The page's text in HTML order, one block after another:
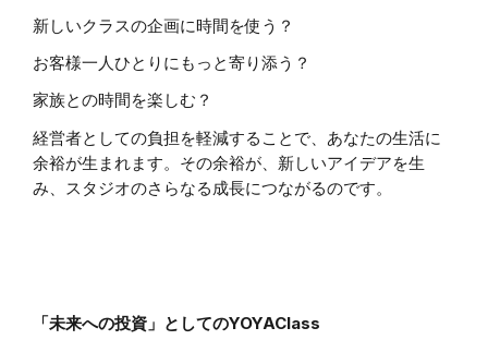
新しいクラスの企画に時間を使う？
お客様一人ひとりにもっと寄り添う？
家族との時間を楽しむ？
経営者としての負担を軽減することで、あなたの生活に
余裕が生まれます。その余裕が、新しいアイデアを生
み、スタジオのさらなる成長につながるのです。
「未来への投資」としてのYOYAClass